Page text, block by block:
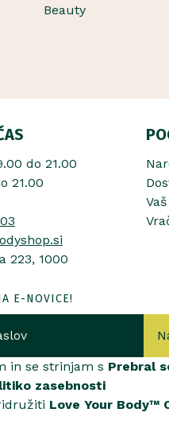
Beauty
do 21.00
21.00
223, 1000
E-NOVICE!
in se strinjam s Prebral
zasebnosti
Love Your Body™